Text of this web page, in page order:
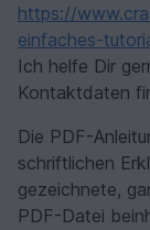
https://
einfaches-
Ich helfe Dir
Kontaktdaten
Die PDF-
schriftlichen
gezeichnete,
PDF-Datei